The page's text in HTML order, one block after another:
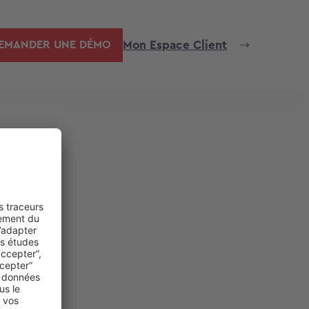
UNE DÉMO Mon Espace Client